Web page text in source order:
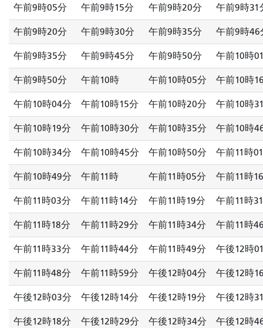
午前9時05分 午前9時15分 午前9時20分 午前9時31
午前9時20分 午前9時30分 午前9時35分 午前9時46
午前9時35分 午前9時45分 午前9時50分 午前10時
午前9時50分 午前10時 午前10時05分 午前10時
午前10時04分 午前10時15分 午前10時20分 午前10時
午前10時19分 午前10時30分 午前10時35分 午前10時
午前10時34分 午前10時45分 午前10時50分 午前11時
午前10時49分 午前11時 午前11時05分 午前11時
午前11時03分 午前11時14分 午前11時19分 午前11時
午前11時18分 午前11時29分 午前11時34分 午前11時
午前11時33分 午前11時44分 午前11時49分 午後12時
午前11時48分 午前11時59分 午後12時04分 午後12時
午後12時03分 午後12時14分 午後12時19分 午後12時
午後12時18分 午後12時29分 午後12時34分 午後12時